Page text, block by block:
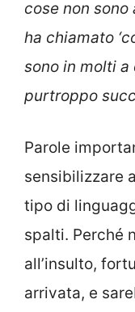
cose non
ha chiamato
sono in molti
purtroppo
Parole
sensibilizzare
tipo di
spalti. Perché
all’insulto,
arrivata, e